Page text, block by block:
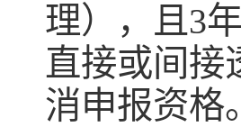
理），且3
直接或间接
消申报资格。